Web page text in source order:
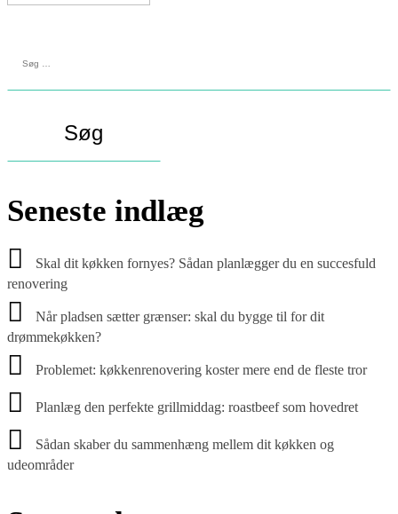
Seneste indlæg
Skal dit køkken fornyes? Sådan planlægger du en succesfuld
renovering
Når pladsen sætter grænser: skal du bygge til for dit
drømmekøkken?
Problemet: køkkenrenovering koster mere end de fleste tror
Planlæg den perfekte grillmiddag: roastbeef som hovedret
Sådan skaber du sammenhæng mellem dit køkken og
udeområder